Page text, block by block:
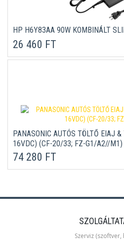
HP H6Y83AA 90W KOMBINÁLT
26 460 FT
PANASONIC AUTÓS TÖLTŐ EIAJ
16VDC) (CF-20/33; FZ-G1/A2//M1)
74 280 FT
Szerviz (szoftver,